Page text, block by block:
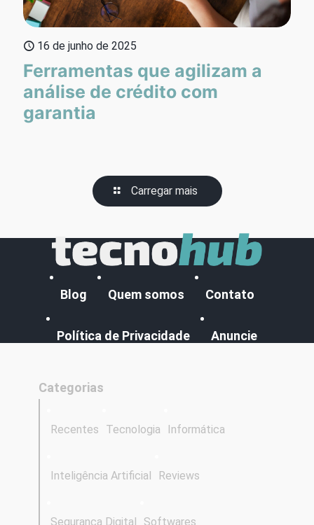
16 de junho de 2025
Ferramentas que agilizam a
análise de crédito com
garantia
Carregar mais
Blog Quem somos Contato
Política de Privacidade Anuncie
Categorias
Recentes Tecnologia Informática
Inteligência Artificial Reviews
Segurança Digital Softwares